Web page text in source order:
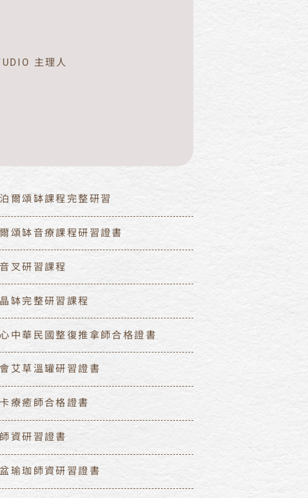
主理人
爾頌缽課程完整研習
頌缽音療課程研習證書
叉研習課程
缽完整研習課程
中華民國整復推拿師合格證書
艾草溫罐研習證書
療癒師合格證書
資研習證書
瑜珈師資研習證書